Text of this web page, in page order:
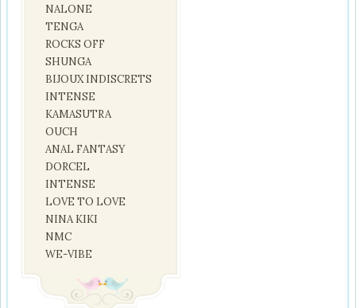
NALONE
TENGA
ROCKS OFF
SHUNGA
BIJOUX INDISCRETS
INTENSE
KAMASUTRA
OUCH
ANAL FANTASY
DORCEL
INTENSE
LOVE TO LOVE
NINA KIKI
NMC
WE-VIBE